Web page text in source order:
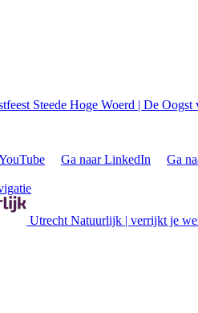
Steede Hoge Woerd | De
Ga naar LinkedIn Ga
Utrecht Natuurlijk | verrijkt je